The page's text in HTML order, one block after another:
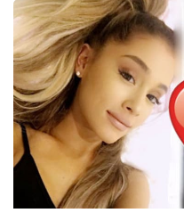
Youtubeři
Virály
Sex a vztahy
Videa
Sledujte prima+